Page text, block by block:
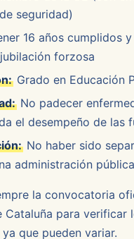
seguridad)
16 años cumplidos
forzosa
Grado en Educación
No padecer
el desempeño de las
No haber sido
administración pública
la convocatoria
Cataluña para verificar
que pueden variar.